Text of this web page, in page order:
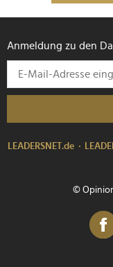
Anmeldung zu den
LEADERSNET.de
©